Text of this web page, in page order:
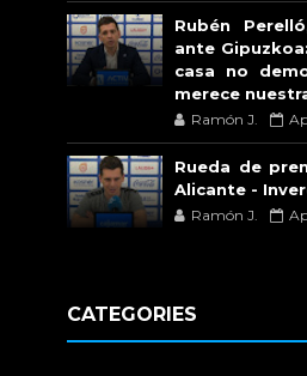
Rubén
ante
casa no
merece
Ramón J.
Rueda de
Alicante -
Ramón J.
CATEGORIES